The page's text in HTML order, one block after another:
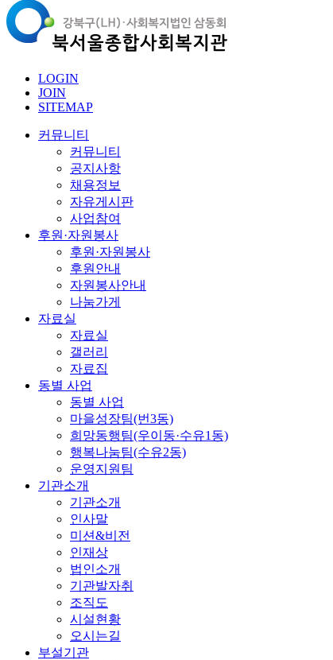
LOGIN
JOIN
SITEMAP
커뮤니티
커뮤니티
공지사항
채용정보
자유게시판
사업참여
후원·자원봉사
후원·자원봉사
후원안내
자원봉사안내
나눔가게
자료실
자료실
갤러리
자료집
동별 사업
동별 사업
마을성장팀(번3동)
희망동행팀(우이동·수유1동)
행복나눔팀(수유2동)
운영지원팀
기관소개
기관소개
인사말
미션&비전
인재상
법인소개
기관발자취
조직도
시설현황
오시는길
부설기관